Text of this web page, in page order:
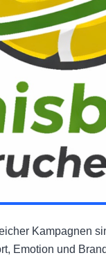
Kampagnen
Emotion und